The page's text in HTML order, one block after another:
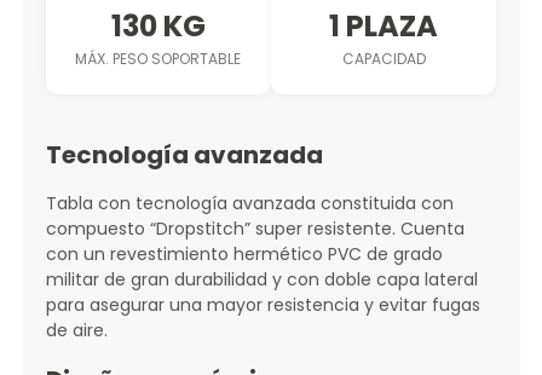
130 KG
MÁX. PESO SOPORTABLE
1 PLAZA
CAPACIDAD
Tecnología avanzada
Tabla con tecnología avanzada constituida con
compuesto “Dropstitch” super resistente. Cuenta
con un revestimiento hermético PVC de grado
militar de gran durabilidad y con doble capa lateral
para asegurar una mayor resistencia y evitar fugas
de aire.